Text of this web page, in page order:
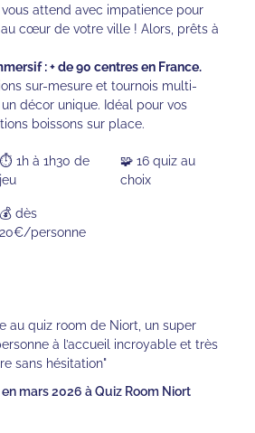
attend avec impatience pour
cœur de votre ville ! Alors, prêts à
: + de 90 centres en France.
sur-mesure et tournois multi-
décor unique. Idéal pour vos
boissons sur place.
⏱️ 1h à 1h30 de
jeu
🧩 16 quiz au
choix
💰 dès
20€/personne
au quiz room de Niort, un super
à l’accueil incroyable et très
sans hésitation"
mars 2026 à Quiz Room Niort